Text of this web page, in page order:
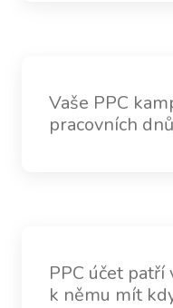
Vaše PPC
pracovních
PPC účet
k němu mít